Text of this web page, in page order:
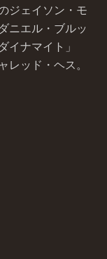
ジェイソン・モ
ニエル・ブルッ
イナマイト」
ッド・ヘス。